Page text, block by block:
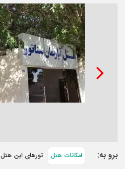
برو به: امکانات هتل تورهای این هتل